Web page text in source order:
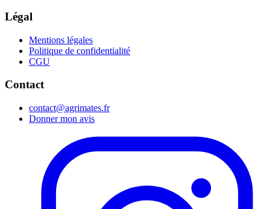
Légal
Mentions légales
Politique de confidentialité
CGU
Contact
contact@agrimates.fr
Donner mon avis